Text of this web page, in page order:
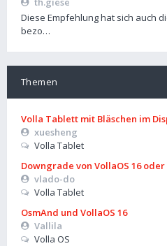
Diese Empfehlung hat sich auch
bezo…
Themen
Volla Tablett mit Bläschen im
xuesheng
Volla Tablet
Downgrade von VollaOS 16
vlado-do
Volla Tablet
OsmAnd und VollaOS 16
Vallila
Volla OS